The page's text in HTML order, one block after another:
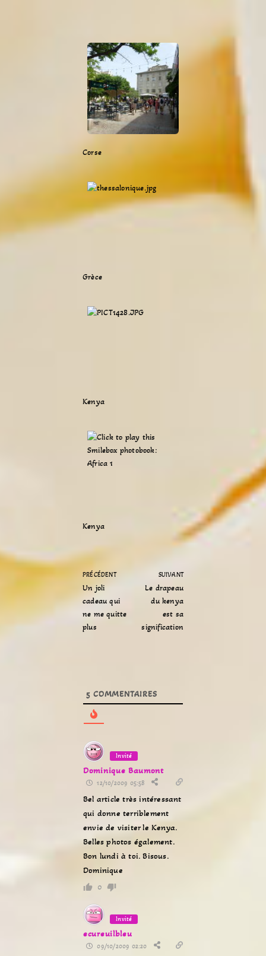
Corse
Grèce
Kenya
Kenya
PRÉCÉDENT
Un joli
cadeau qui
ne me quitte
plus
SUIVANT
Le drapeau
du kenya
est sa
signification
5 COMMENTAIRES
Invité
Dominique Baumont
12/10/2009 05:58
Bel article très intéressant
qui donne terriblement
envie de visiter le Kenya.
Belles photos également.
Bon lundi à toi. Bisous.
Dominique
0
Invité
ecureuilbleu
09/10/2009 02:20